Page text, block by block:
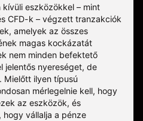
eszközökkel – mint
CFD-k – végzett tranzakciók
amelyek az összes
magas kockázatát
nem minden befektető
jelentős nyereséget, de
Mielőtt ilyen típusú
mérlegelnie kell, hogy
az eszközök, és
vállalja a pénze